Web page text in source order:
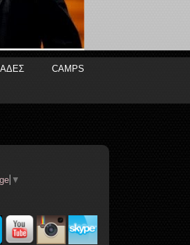
CAMPS
▼